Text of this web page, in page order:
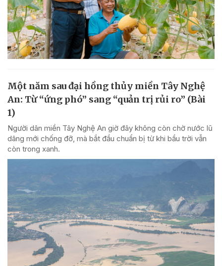
Một năm sau đại hồng thủy miền Tây Nghệ
An: Từ “ứng phó” sang “quản trị rủi ro” (Bài
1)
Người dân miền Tây Nghệ An giờ đây không còn chờ nước lũ
dâng mới chống đỡ, mà bắt đầu chuẩn bị từ khi bầu trời vẫn
còn trong xanh.